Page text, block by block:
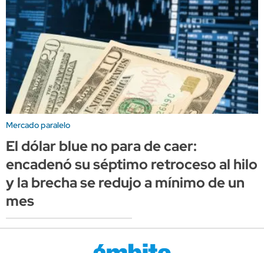
Mercado paralelo
El dólar blue no para de caer:
encadenó su séptimo retroceso al hilo
y la brecha se redujo a mínimo de un
mes